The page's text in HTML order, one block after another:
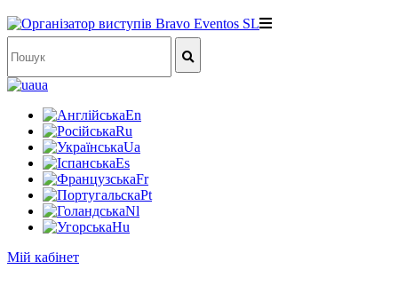
ua
En
Ru
Ua
Es
Fr
Pt
Nl
Hu
Мій кабінет